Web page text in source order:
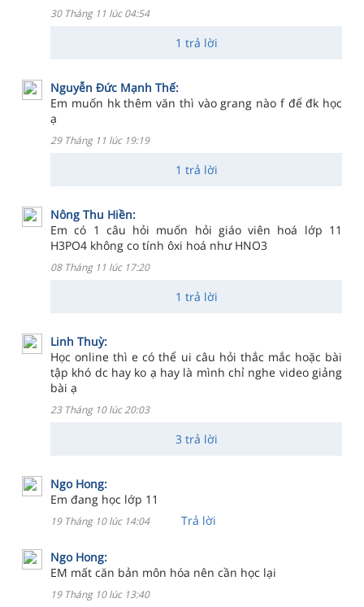
30 Tháng 11 lúc 04:54
1 trả lời
Nguyễn Đức Mạnh Thế:
Em muốn hk thêm văn thì vào grang nào f để đk học
ạ
29 Tháng 11 lúc 19:19
1 trả lời
Nông Thu Hiền:
Em có 1 câu hỏi muốn hỏi giáo viên hoá lớp 11
H3PO4 không co tính ôxi hoá như HNO3
08 Tháng 11 lúc 17:20
1 trả lời
Linh Thuỳ:
Học online thì e có thể ui câu hỏi thắc mắc hoặc bài
tập khó dc hay ko ạ hay là mình chỉ nghe video giảng
bài ạ
23 Tháng 10 lúc 20:03
3 trả lời
Ngo Hong:
Em đang học lớp 11
19 Tháng 10 lúc 14:04 Trả lời
Ngo Hong:
EM mất căn bản môn hóa nên cần học lại
19 Tháng 10 lúc 13:40